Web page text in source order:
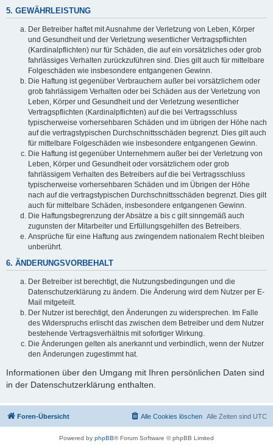
5. GEWÄHRLEISTUNG
Der Betreiber haftet mit Ausnahme der Verletzung von Leben, Körper
und Gesundheit und der Verletzung wesentlicher Vertragspflichten
(Kardinalpflichten) nur für Schäden, die auf ein vorsätzliches oder grob
fahrlässiges Verhalten zurückzuführen sind. Dies gilt auch für mittelbare
Folgeschäden wie insbesondere entgangenen Gewinn.
Die Haftung ist gegenüber Verbrauchern außer bei vorsätzlichem oder
grob fahrlässigem Verhalten oder bei Schäden aus der Verletzung von
Leben, Körper und Gesundheit und der Verletzung wesentlicher
Vertragspflichten (Kardinalpflichten) auf die bei Vertragsschluss
typischerweise vorhersehbaren Schäden und im übrigen der Höhe nach
auf die vertragstypischen Durchschnittsschäden begrenzt. Dies gilt auch
für mittelbare Folgeschäden wie insbesondere entgangenen Gewinn.
Die Haftung ist gegenüber Unternehmern außer bei der Verletzung von
Leben, Körper und Gesundheit oder vorsätzlichem oder grob
fahrlässigem Verhalten des Betreibers auf die bei Vertragsschluss
typischerweise vorhersehbaren Schäden und im Übrigen der Höhe
nach auf die vertragstypischen Durchschnittsschäden begrenzt. Dies gilt
auch für mittelbare Schäden, insbesondere entgangenen Gewinn.
Die Haftungsbegrenzung der Absätze a bis c gilt sinngemäß auch
zugunsten der Mitarbeiter und Erfüllungsgehilfen des Betreibers.
Ansprüche für eine Haftung aus zwingendem nationalem Recht bleiben
unberührt.
6. ÄNDERUNGSVORBEHALT
Der Betreiber ist berechtigt, die Nutzungsbedingungen und die
Datenschutzerklärung zu ändern. Die Änderung wird dem Nutzer per E-
Mail mitgeteilt.
Der Nutzer ist berechtigt, den Änderungen zu widersprechen. Im Falle
des Widerspruchs erlischt das zwischen dem Betreiber und dem Nutzer
bestehende Vertragsverhältnis mit sofortiger Wirkung.
Die Änderungen gelten als anerkannt und verbindlich, wenn der Nutzer
den Änderungen zugestimmt hat.
Informationen über den Umgang mit Ihren persönlichen Daten sind
in der Datenschutzerklärung enthalten.
Foren-Übersicht Alle Zeiten sind UTC
Alle Cookies löschen
Powered by phpBB® Forum Software © phpBB Limited